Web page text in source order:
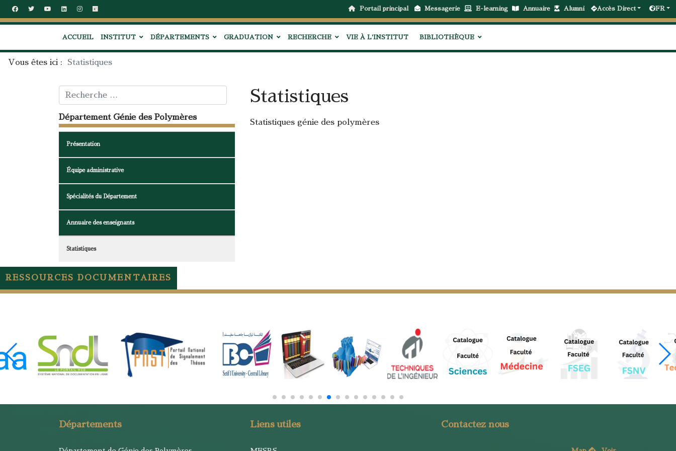
Portail principal Messagerie E-learning Annuaire Alumni Accès Direct FR
ACCUEIL INSTITUT DÉPARTEMENTS GRADUATION RECHERCHE VIE À L'INSTITUT BIBLIOTHÈQUE
Vous êtes ici : Statistiques
Rechercher
Département Génie des Polymères
Présentation
Équipe administrative
Spécialités du Département
Annuaire des enseignants
Statistiques
Statistiques
Statistiques génie des polymères
RESSOURCES DOCUMENTAIRES
Départements Liens utiles Contactez nous